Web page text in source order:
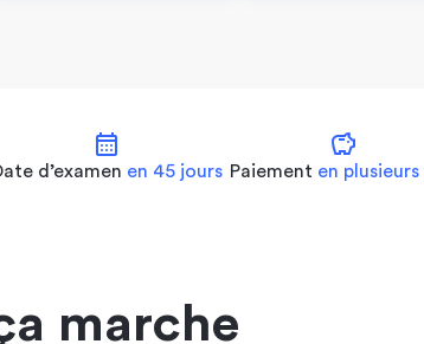
calendar_month
d’examen en 45 jours
savings
Paiement en
marche